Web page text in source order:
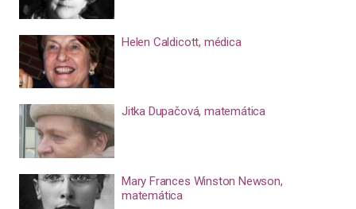
Helen Caldicott, médica
Jitka Dupačová, matemática
Mary Frances Winston Newson,
matemática